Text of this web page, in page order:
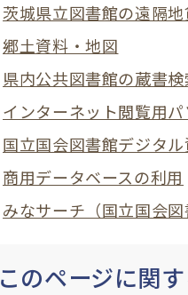
茨城県立図書館の遠隔
郷土資料・地図
県内公共図書館の蔵書検
インターネット閲覧用
国立国会図書館デジタ
商用データベースの利用
みなサーチ（国立国会図
このページに関